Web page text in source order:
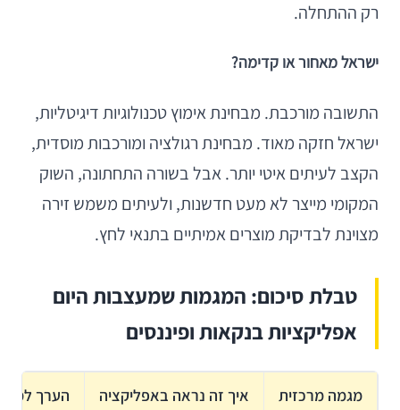
רק ההתחלה.
ישראל מאחור או קדימה?
התשובה מורכבת. מבחינת אימוץ טכנולוגיות דיגיטליות,
ישראל חזקה מאוד. מבחינת רגולציה ומורכבות מוסדית,
הקצב לעיתים איטי יותר. אבל בשורה התחתונה, השוק
המקומי מייצר לא מעט חדשנות, ולעיתים משמש זירה
מצוינת לבדיקת מוצרים אמיתיים בתנאי לחץ.
טבלת סיכום: המגמות שמעצבות היום
אפליקציות בנקאות ופיננסים
מגמה מרכזית איך זה נראה באפליקציה הערך